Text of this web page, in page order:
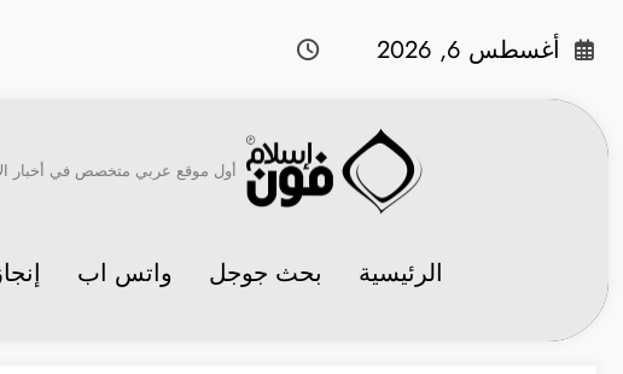
أغسطس 6, 2026
أول موقع عربي متخصص في أخبار
الرئيسية بحث جوجل واتس اب